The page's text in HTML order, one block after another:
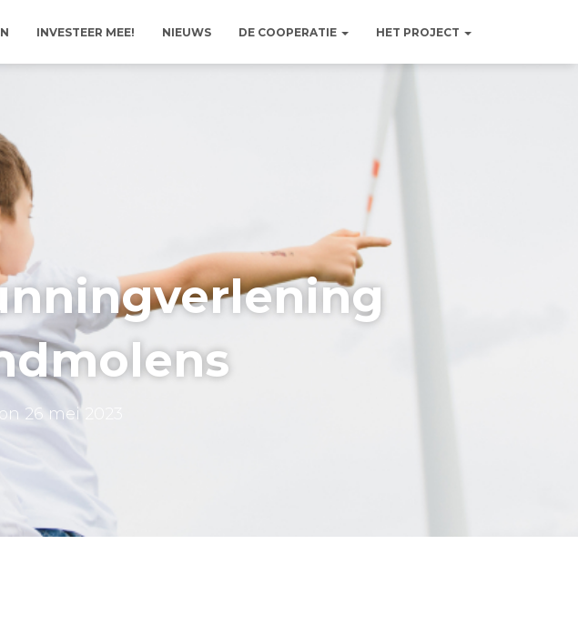
INVESTEER MEE! NIEUWS DE COOPERATIE HET PROJECT
on 26 mei 2023